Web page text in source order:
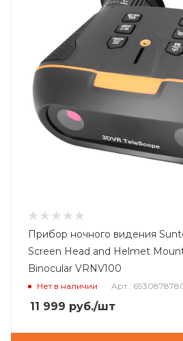
Прибор ночного видения
Screen Head and Helmet
Binocular VRNV100
Нет в наличии Арт.:
11 999 руб./шт